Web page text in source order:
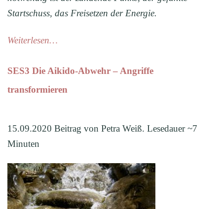
Startschuss, das Freisetzen der Energie.
Weiterlesen…
SES3 Die Aikido-Abwehr – Angriffe
transformieren
15.09.2020 Beitrag von Petra Weiß. Lesedauer ~7
Minuten